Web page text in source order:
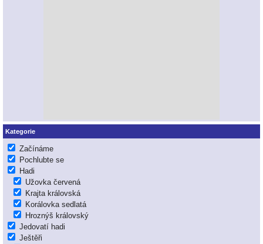
Kategorie
Začínáme
Pochlubte se
Hadi
Užovka červená
Krajta královská
Korálovka sedlatá
Hroznýš královský
Jedovatí hadi
Ještěři